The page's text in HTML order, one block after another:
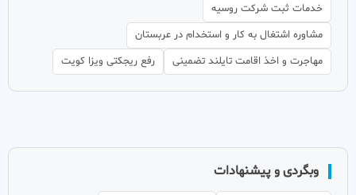
خدمات ثبت شرکت روسیه
مشاوره اشتغال به کار و استخدام در عربستان
مهاجرت و اخذ اقامت تایلند تضمینی
رفع ریجکتی ویزا کویت
وبگردی و پیشنهادات